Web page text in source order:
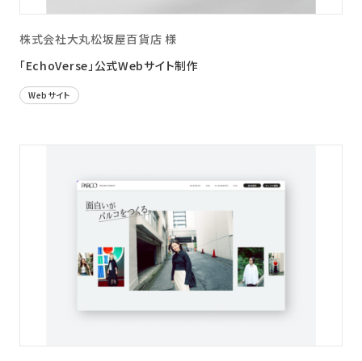
株式会社大丸松坂屋百貨店 様
「EchoVerse」公式Webサイト制作
Webサイト